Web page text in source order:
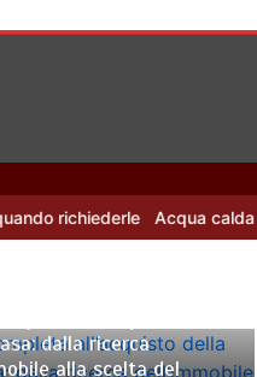
Acqua calda in
dalla ricerca
alla scelta del